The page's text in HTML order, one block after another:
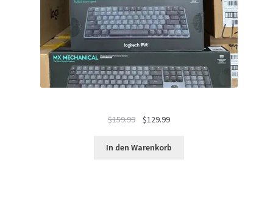
$159.99
Ursprünglicher
war:
$129.99Aktueller
ist:
In den Warenkorb